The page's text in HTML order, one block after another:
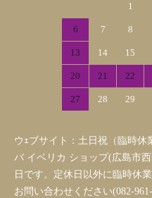
1
6 7 8
13 14 15
20 21 22
27 28 29
ウｪブサイト：土日祝（臨
バ イベリカ ショップ(広島市
日です。定休日以外に臨時休
お問い合わせください(082-961-